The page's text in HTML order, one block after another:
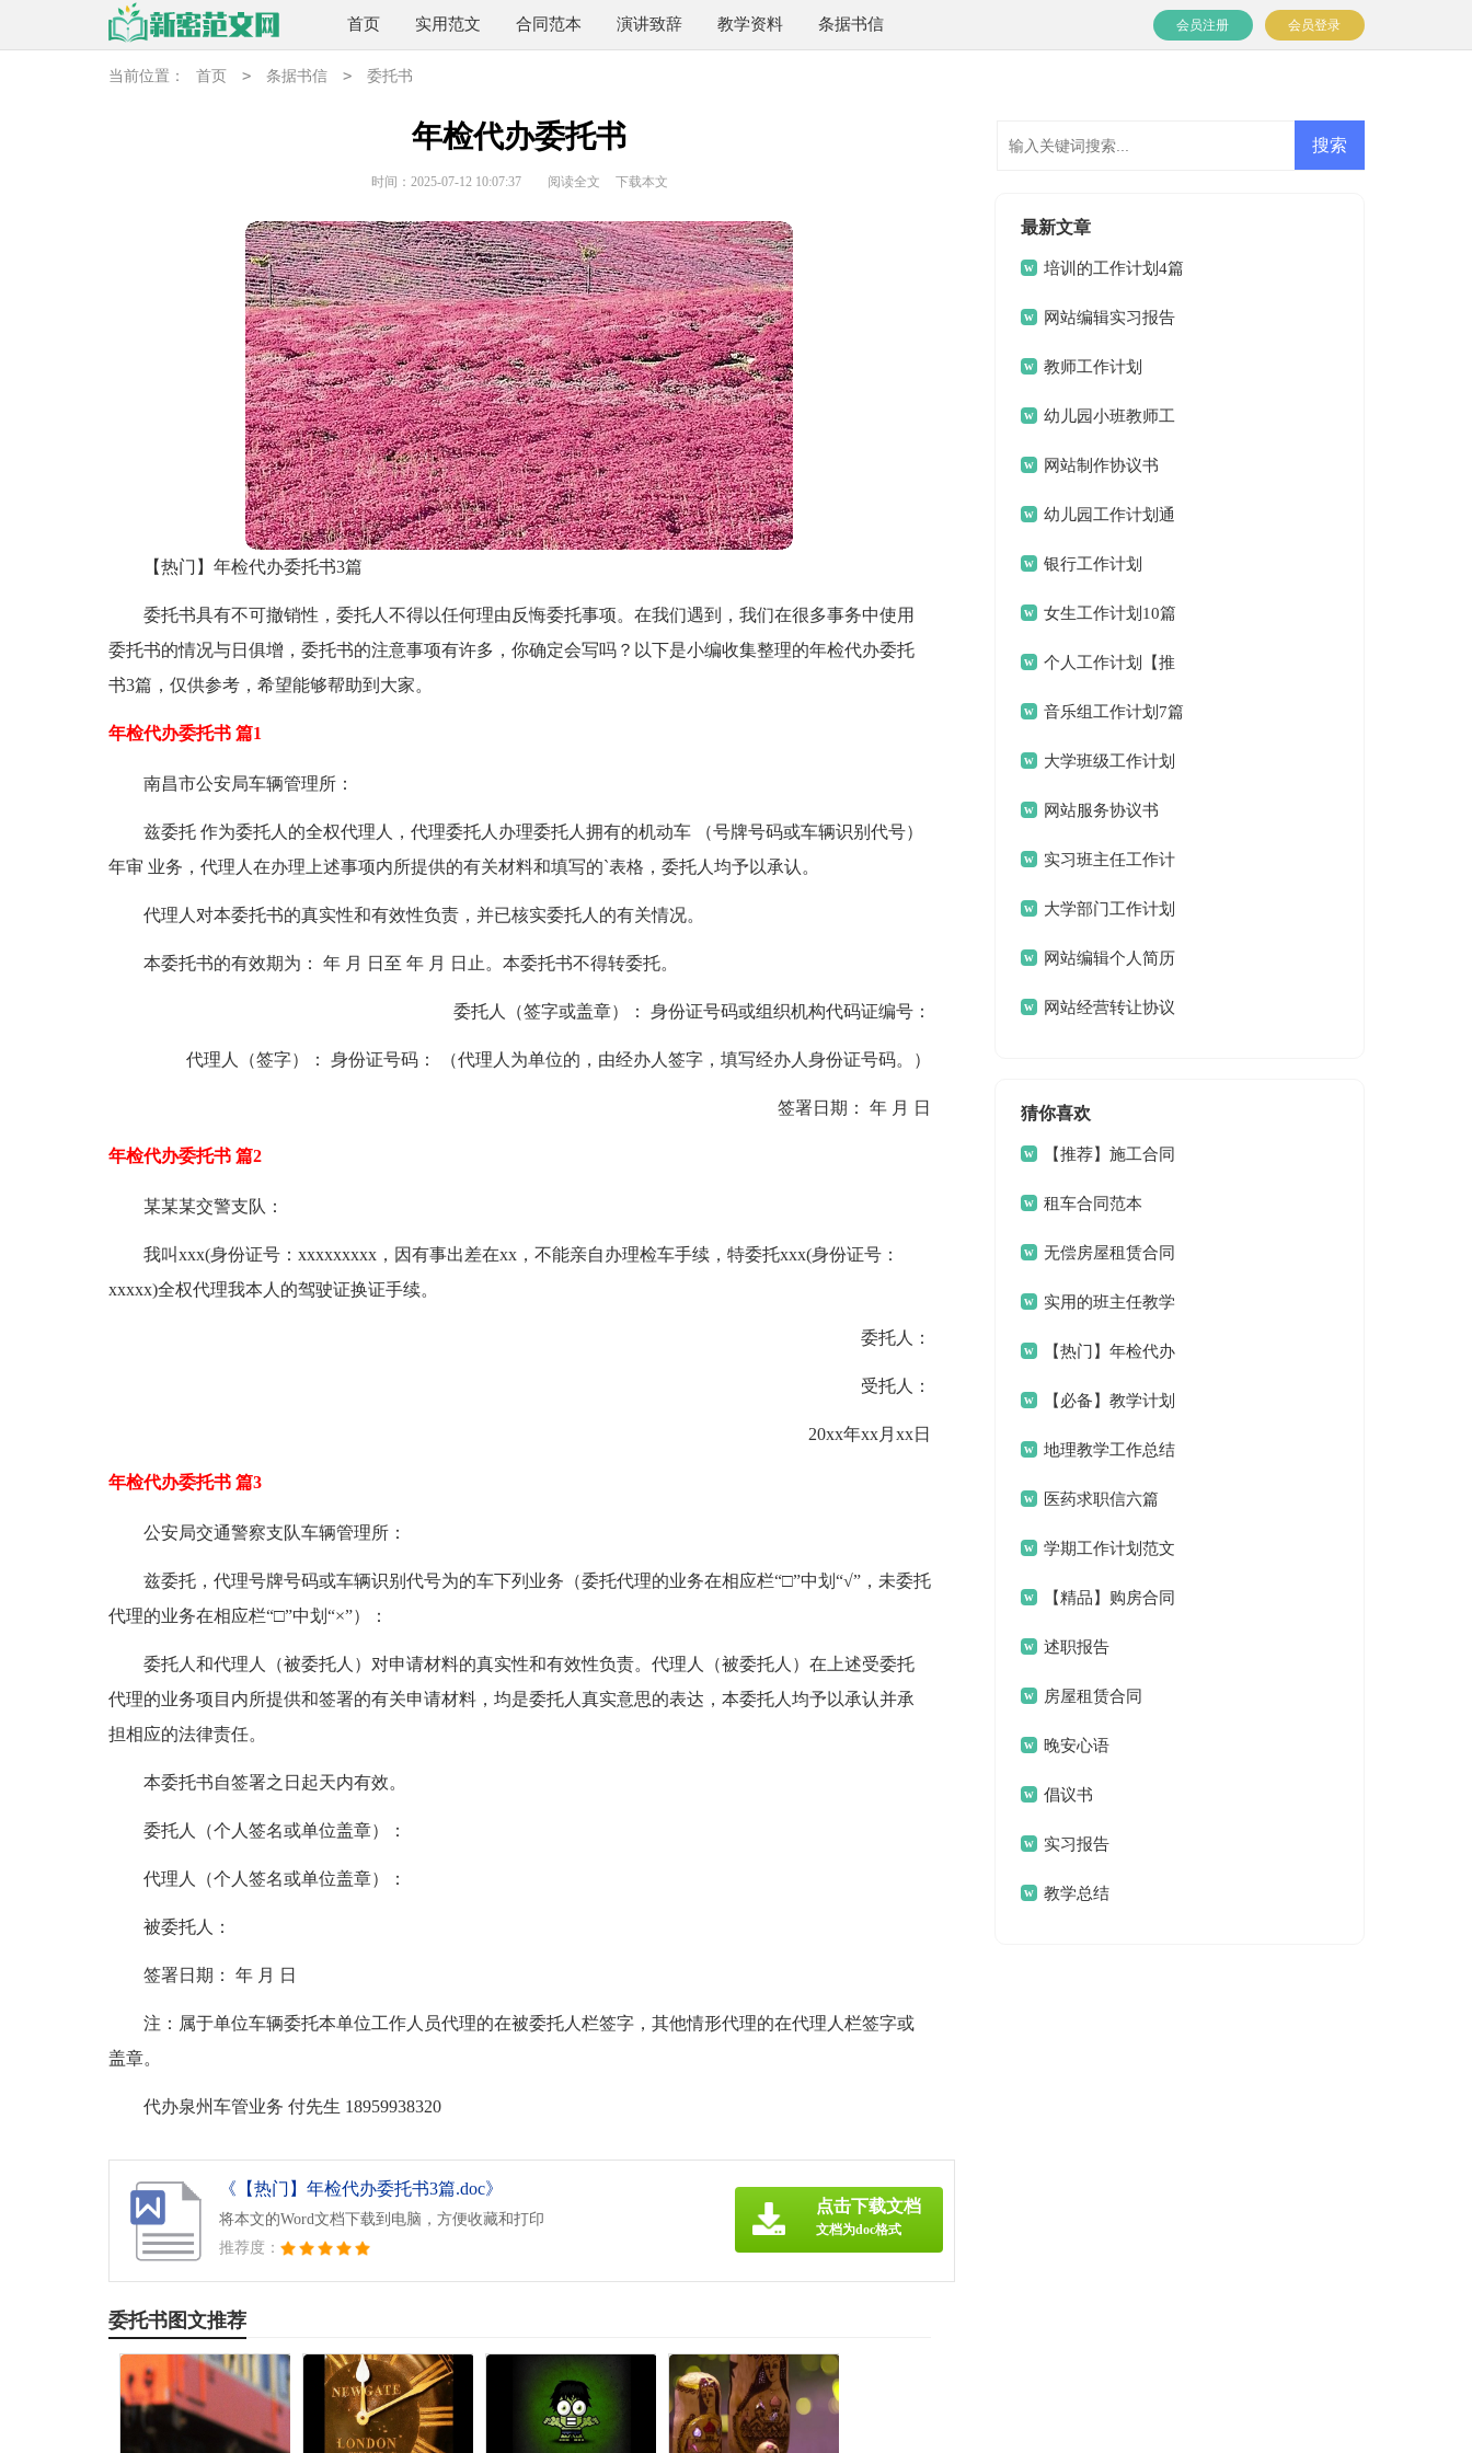
首页 实用范文 合同范本 演讲致辞 教学资料 条据书信 会员登录
会员注册
当前位置： 首页 > 条据书信 > 委托书
年检代办委托书
时间：2025-07-12 10:07:37 阅读全文 下载本文
【热门】年检代办委托书3篇
委托书具有不可撤销性，委托人不得以任何理由反悔委托事项。在我们遇到，我们在很多事务中使用
委托书的情况与日俱增，委托书的注意事项有许多，你确定会写吗？以下是小编收集整理的年检代办委托
书3篇，仅供参考，希望能够帮助到大家。
年检代办委托书 篇1
南昌市公安局车辆管理所：
兹委托 作为委托人的全权代理人，代理委托人办理委托人拥有的机动车 （号牌号码或车辆识别代号）
年审 业务，代理人在办理上述事项内所提供的有关材料和填写的`表格，委托人均予以承认。
代理人对本委托书的真实性和有效性负责，并已核实委托人的有关情况。
本委托书的有效期为： 年 月 日至 年 月 日止。本委托书不得转委托。
委托人（签字或盖章）： 身份证号码或组织机构代码证编号：
代理人（签字）： 身份证号码： （代理人为单位的，由经办人签字，填写经办人身份证号码。）
签署日期： 年 月 日
年检代办委托书 篇2
某某某交警支队：
我叫xxx(身份证号：xxxxxxxxx，因有事出差在xx，不能亲自办理检车手续，特委托xxx(身份证号：
xxxxx)全权代理我本人的驾驶证换证手续。
委托人：
受托人：
20xx年xx月xx日
年检代办委托书 篇3
公安局交通警察支队车辆管理所：
兹委托，代理号牌号码或车辆识别代号为的车下列业务（委托代理的业务在相应栏“□”中划“√”，未委托
代理的业务在相应栏“□”中划“×”）：
委托人和代理人（被委托人）对申请材料的真实性和有效性负责。代理人（被委托人）在上述受委托
代理的业务项目内所提供和签署的有关申请材料，均是委托人真实意思的表达，本委托人均予以承认并承
担相应的法律责任。
本委托书自签署之日起天内有效。
委托人（个人签名或单位盖章）：
代理人（个人签名或单位盖章）：
被委托人：
签署日期： 年 月 日
注：属于单位车辆委托本单位工作人员代理的在被委托人栏签字，其他情形代理的在代理人栏签字或
盖章。
代办泉州车管业务 付先生 18959938320
《【热门】年检代办委托书3篇.doc》
将本文的Word文档下载到电脑，方便收藏和打印
推荐度：
点击下载文档
文档为doc格式
委托书图文推荐
最新文章
培训的工作计划4篇
网站编辑实习报告
教师工作计划
幼儿园小班教师工
作计划网站制作协议书
幼儿园工作计划通
用15篇银行工作计划
女生工作计划10篇
个人工作计划【推
荐】音乐组工作计划7篇
大学班级工作计划
15篇网站服务协议书
实习班主任工作计
划(合集15篇)
大学部门工作计划
网站编辑个人简历
网站经营转让协议
猜你喜欢
【推荐】施工合同
集锦八篇
租车合同范本
无偿房屋租赁合同
实用的班主任教学
工作总结范文锦集9篇
【热门】年检代办
委托书3篇
【必备】教学计划
模板集锦7篇
地理教学工作总结
汇编六篇
医药求职信六篇
学期工作计划范文
合集八篇【精品】购房合同
范文合集8篇
述职报告
房屋租赁合同
晚安心语
倡议书
实习报告
教学总结